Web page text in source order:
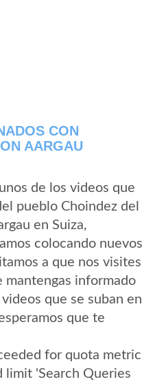
CON
AARGAU
de los videos que
pueblo Choindez del
en Suiza,
colocando nuevos
a que nos visites
informado
que se suban en
que te
for quota metric
limit 'Search Queries